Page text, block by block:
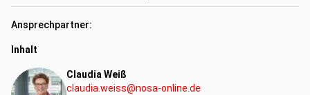
Ansprechpartner:
Inhalt
Claudia Weiß
claudia.weiss@nosa-online.de